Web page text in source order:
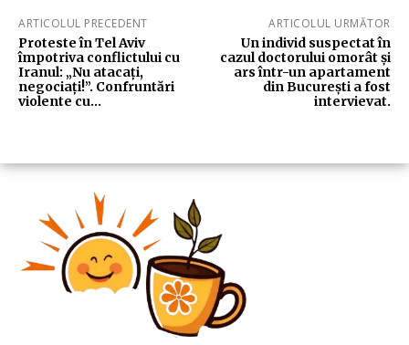
ARTICOLUL PRECEDENT
Proteste în Tel Aviv
împotriva conflictului cu
Iranul: „Nu atacați,
negociați!”. Confruntări
violente cu…
ARTICOLUL URMĂTOR
Un individ suspectat în
cazul doctorului omorât și
ars într-un apartament
din București a fost
intervievat.